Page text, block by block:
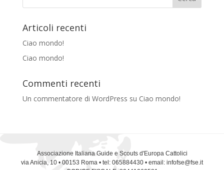
Articoli recenti
Ciao mondo!
Ciao mondo!
Commenti recenti
Un commentatore di WordPress su Ciao mondo!
Associazione Italiana Guide e Scouts d'Europa Cattolici
via Anicia, 10 • 00153 Roma • tel: 065884430 • email: infofse@fse.it